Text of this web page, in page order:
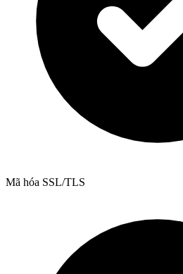
Mã hóa SSL/TLS